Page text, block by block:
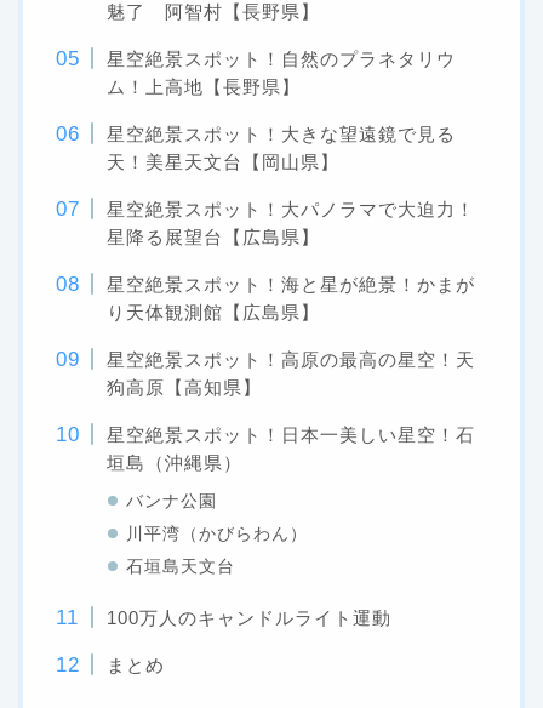
魅了 阿智村【長野県】
星空絶景スポット！自然のプラネタリウ
ム！上高地【長野県】
星空絶景スポット！大きな望遠鏡で見る
天！美星天文台【岡山県】
星空絶景スポット！大パノラマで大迫力！
星降る展望台【広島県】
星空絶景スポット！海と星が絶景！かまが
り天体観測館【広島県】
星空絶景スポット！高原の最高の星空！天
狗高原【高知県】
星空絶景スポット！日本一美しい星空！石
垣島（沖縄県）
バンナ公園
川平湾（かびらわん）
石垣島天文台
100万人のキャンドルライト運動
まとめ